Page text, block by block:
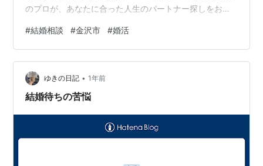
のプロが、あなたに合った人生のパートナー探しをお手
魅力をご紹介します♪ 読者限定のお得なクーポンもあるの
で、要チェックですよ！ 「ローズ再婚」ってこんな結婚
相談所！ 「ローズ再婚」が選ばれる理由とは!? 行き詰ま
ったら…婚活カウンセリングで解決！ 読者限定特典あ
り！新たな恋で、幸せを掴もう♡ 「ローズ再婚」ってこ
#結婚相談 #金沢市 #婚活
ゆきの日記 • 1年前
結婚待ちの苦悩